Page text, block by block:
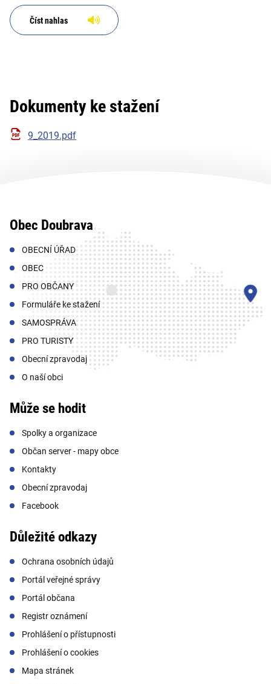
Číst nahlas
Dokumenty ke stažení
9_2019.pdf
Obec Doubrava
OBECNÍ ÚŘAD
OBEC
PRO OBČANY
Formuláře ke stažení
SAMOSPRÁVA
PRO TURISTY
Obecní zpravodaj
O naší obci
Může se hodit
Spolky a organizace
Občan server - mapy obce
Kontakty
Obecní zpravodaj
Facebook
Důležité odkazy
Ochrana osobních údajů
Portál veřejné správy
Portál občana
Registr oznámení
Prohlášení o přístupnosti
Prohlášení o cookies
Mapa stránek